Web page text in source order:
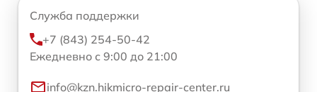
Служба поддержки
+7 (843) 254-50-42
Ежедневно с 9:00 до 21:00
info@kzn.hikmicro-repair-center.ru